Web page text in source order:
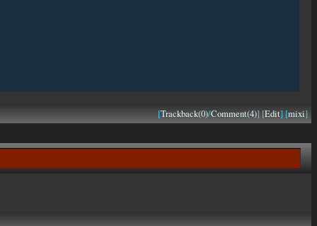
[Trackback(0)/Comment(4)] [Edit] [mixi]